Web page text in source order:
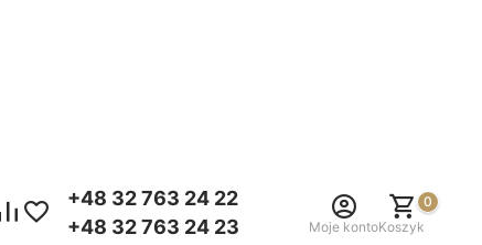
+48 32 763 24 22
+48 32 763 24 23
Moje konto
0
Koszyk